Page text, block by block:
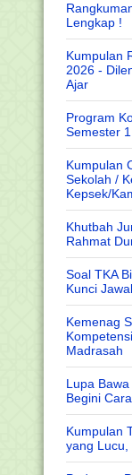
Lengkap !
Kumpulan
2026 -
Ajar
Program
Semester
Kumpulan
Sekolah /
Kepsek/
Khutbah
Rahmat
Soal TKA
Kunci
Kemenag
Madrasah
Lupa
Begini
Kumpulan
yang Lucu,